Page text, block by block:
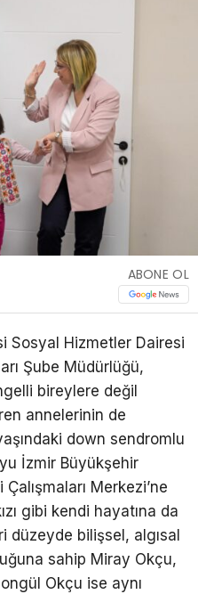
ABONE OL
Sosyal Hizmetler Dairesi
Şube Müdürlüğü,
bireylere değil
annelerinin de
down sendromlu
İzmir Büyükşehir
Merkezi’ne
gibi kendi hayatına da
düzeyde bilişsel, algısal
sahip Miray Okçu,
Okçu ise aynı